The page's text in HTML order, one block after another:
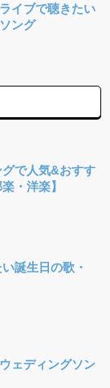
イブで聴きたい
ング
で人気&おすす
・洋楽】
誕生日の歌・
ェディングソン